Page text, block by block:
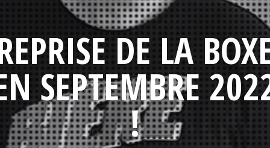
DE LA
SEPTEMBRE
!